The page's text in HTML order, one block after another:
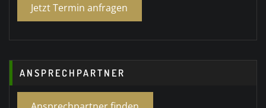
Jetzt Termin anfragen
ANSPRECHPARTNER